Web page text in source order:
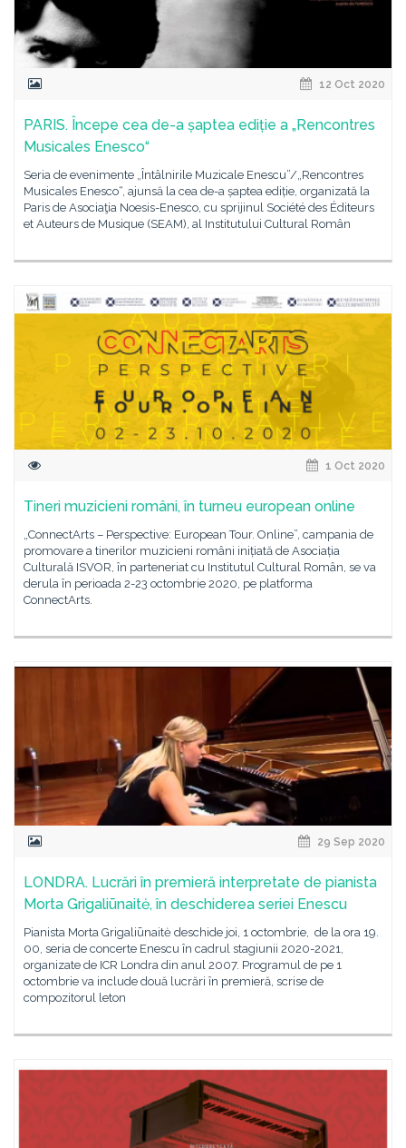
12 Oct 2020
PARIS. Începe cea de-a șaptea ediție a „Rencontres
Musicales Enesco“
Seria de evenimente „Întâlnirile Muzicale Enescu”/„Rencontres
Musicales Enesco“, ajunsă la cea de-a șaptea ediție, organizată la
Paris de Asociaţia Noesis-Enesco, cu sprijinul Société des Éditeurs
et Auteurs de Musique (SEAM), al Institutului Cultural Român
1 Oct 2020
Tineri muzicieni români, în turneu european online
„ConnectArts – Perspective: European Tour. Online”, campania de
promovare a tinerilor muzicieni români inițiată de Asociația
Culturală ISVOR, în parteneriat cu Institutul Cultural Român, se va
derula în perioada 2-23 octombrie 2020, pe platforma
ConnectArts.
29 Sep 2020
LONDRA. Lucrări în premieră interpretate de pianista
Morta Grigaliūnaitė, în deschiderea seriei Enescu
Pianista Morta Grigaliūnaitė deschide joi, 1 octombrie, de la ora 19.
00, seria de concerte Enescu în cadrul stagiunii 2020-2021,
organizate de ICR Londra din anul 2007. Programul de pe 1
octombrie va include două lucrări în premieră, scrise de
compozitorul leton